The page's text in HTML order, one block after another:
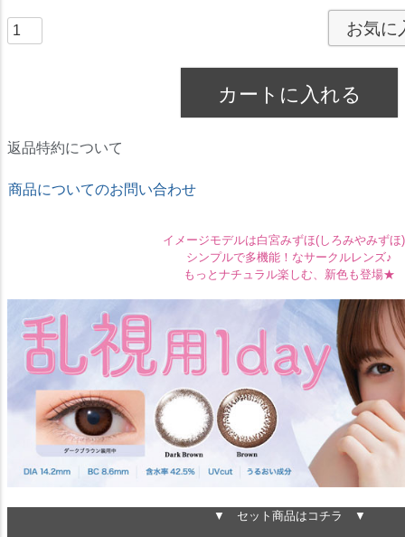
お気に
カートに入れる
返品特約について
商品についてのお問い合わせ
イメージモデルは白宮みずほ(しろみやみずほ
シンプルで多機能！なサークルレンズ♪
もっとナチュラル楽しむ、新色も登場★
▼ セット商品はコチラ ▼